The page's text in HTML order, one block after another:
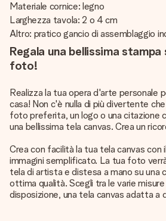
Materiale cornice: legno
Larghezza tavola: 2 o 4 cm
Altro: pratico gancio di assemblaggio
Regala una bellissima
foto!
Realizza la tua opera d'arte personale
casa! Non c'è nulla di più divertente
foto preferita, un logo o una citazione
una bellissima tela canvas. Crea un
Crea con facilità la tua tela canvas con
immagini semplificato. La tua foto
tela di artista e distesa a mano su una
ottima qualità. Scegli tra le varie misure
disposizione, una tela canvas adatta a